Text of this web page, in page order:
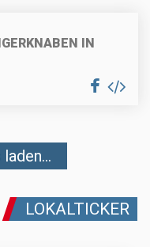
IN
LOKALTICKER